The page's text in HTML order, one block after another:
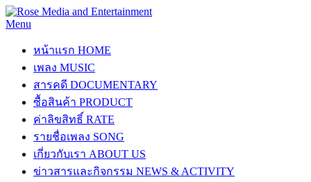
Menu
หน้าแรก HOME
เพลง MUSIC
สารคดี DOCUMENTARY
ซื้อสินค้า PRODUCT
ค่าลิขสิทธิ์ RATE
รายชื่อเพลง SONG
เกี่ยวกับเรา ABOUT US
ข่าวสารและกิจกรรม NEWS & ACTIVITY